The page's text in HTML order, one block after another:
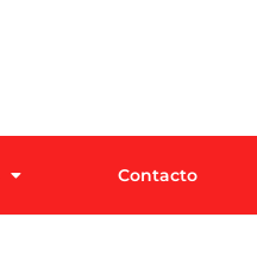
Contacto